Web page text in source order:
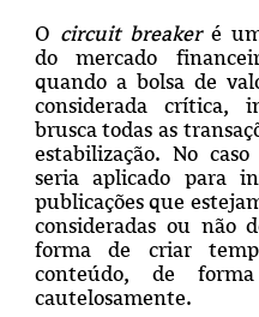
O circuit breakeré
do mercado
quando a bolsa de
considerada crítica,
brusca todas as
estabilização. No
seria aplicado para
publicações que
consideradas ou não
forma de criar
conteúdo, de
cautelosamente.